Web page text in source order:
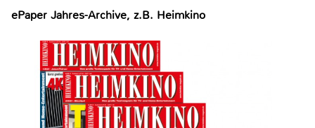
ePaper Jahres-Archive, z.B. Heimkino